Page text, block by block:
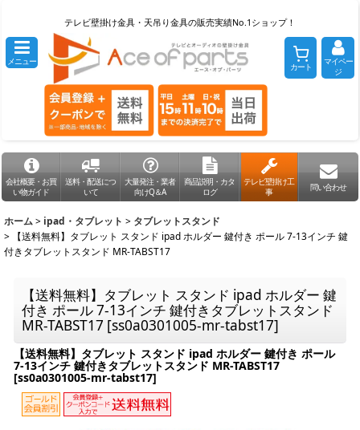
テレビ壁掛け金具・天吊り金具の販売実績No.1ショップ！
メニュー カート
マイペー
ジ
会社概要・お買
い物ガイド
送料・配送につ
いて
大量発注・業者
向けQ＆A
商品説明・カタ
ログ
テレビ壁掛け工
事
問い合わせ
ホーム > ipad・タブレット > タブレットスタンド
>
【送料無料】タブレット スタンド ipad ホルダー 鍵付き ポール 7-13インチ 鍵
付きタブレットスタンド MR-TABST17
【送料無料】タブレット スタンド ipad ホルダー 鍵
付き ポール 7-13インチ 鍵付きタブレットスタンド
MR-TABST17 [ss0a0301005-mr-tabst17]
【送料無料】タブレット スタンド ipad ホルダー 鍵付き ポール
7-13インチ 鍵付きタブレットスタンド MR-TABST17
[ss0a0301005-mr-tabst17]